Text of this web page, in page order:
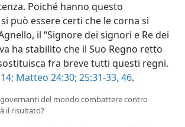
Poiché hanno questo
può essere certi che le corna si
il “Signore dei signori e Re dei
ha stabilito che il Suo Regno retto
fra breve tutti questi regni.
Matteo 24:30; 25:31-33, 46.
governanti del mondo combattere contro
il risultato?